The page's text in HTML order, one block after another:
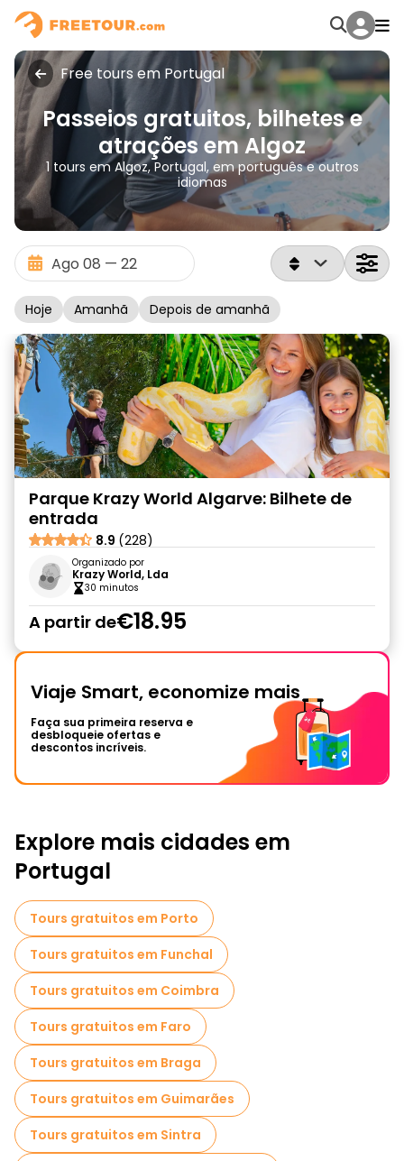
Free tours em Portugal
Passeios gratuitos, bilhetes e
atrações em Algoz
1 tours em Algoz, Portugal, em português e outros
idiomas
Hoje Amanhã Depois de amanhã
Parque Krazy World Algarve: Bilhete de
entrada
8.9 (228)
Organizado por
Krazy World, Lda
30 minutos
A partir de€18.95
Viaje Smart, economize mais
Faça sua primeira reserva e
desbloqueie ofertas e
descontos incríveis.
Explore mais cidades em
Portugal
Tours gratuitos em Porto
Tours gratuitos em Funchal
Tours gratuitos em Coimbra
Tours gratuitos em Faro
Tours gratuitos em Braga
Tours gratuitos em Guimarães
Tours gratuitos em Sintra